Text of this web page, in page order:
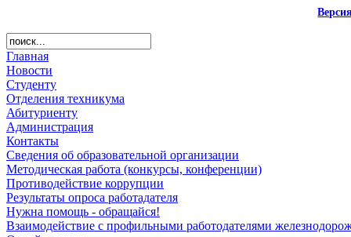
Главная
Новости
Студенту
Отделения техникума
Абитуриенту
Администрация
Контакты
Сведения об образовательной организации
Методическая работа (конкурсы, конференции)
Противодействие коррупции
Результаты опроса работадателя
Нужна помощь - обращайся!
Взаимодействие с профильными работодателями